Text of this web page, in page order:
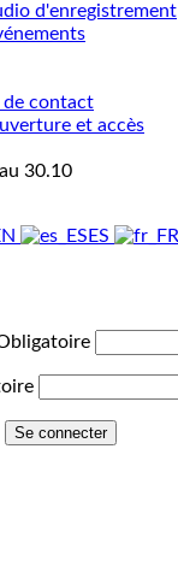
d'enregistrement
de contact
et accès
30.10
ES
Se connecter